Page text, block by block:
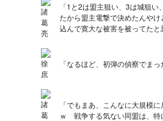
「1と2は盟主狙い、3は城狙
たから盟主電撃で決めたんや
込んで寛大な被害を被ってたと
「なるほど、初弾の偵察でま
「でもまあ、こんなに大規模
ｗ 戦争する気ない同盟は、特